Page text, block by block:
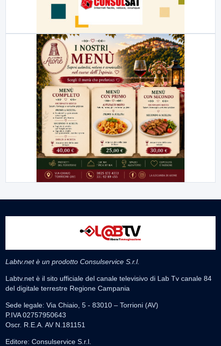
Labtv.net è un prodotto Consulservice S.r.l.
Labtv.net è il sito ufficiale del canale televisivo di Lab Tv canale 84
del digitale terrestre Regione Campania
Sede legale: Via Chiaio, 5 - 83010 – Torrioni (AV)
P.IVA 02757950643
Oscr. R.E.A. AV N.181151
Editore: Consulservice S.r.l.